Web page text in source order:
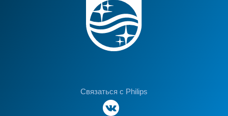
Связаться с Philips